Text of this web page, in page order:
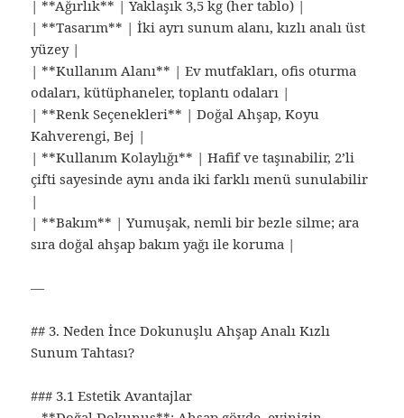
| **Ağırlık** | Yaklaşık 3,5 kg (her tablo) |
| **Tasarım** | İki ayrı sunum alanı, kızlı analı üst
yüzey |
| **Kullanım Alanı** | Ev mutfakları, ofis oturma
odaları, kütüphaneler, toplantı odaları |
| **Renk Seçenekleri** | Doğal Ahşap, Koyu
Kahverengi, Bej |
| **Kullanım Kolaylığı** | Hafif ve taşınabilir, 2’li
çifti sayesinde aynı anda iki farklı menü sunulabilir
|
| **Bakım** | Yumuşak, nemli bir bezle silme; ara
sıra doğal ahşap bakım yağı ile koruma |
—
## 3. Neden İnce Dokunuşlu Ahşap Analı Kızlı
Sunum Tahtası?
### 3.1 Estetik Avantajlar